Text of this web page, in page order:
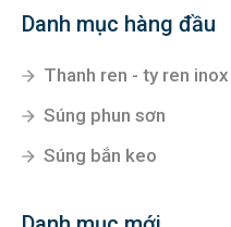
Vật liệu mài cắt
Danh mục hàng đầu
Thanh ren - ty ren inox